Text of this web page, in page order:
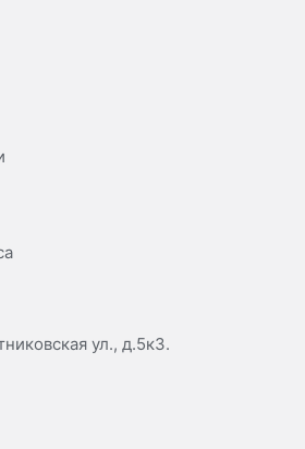
ул., д.5к3.